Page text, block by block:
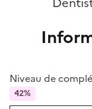
Niveau de
42%